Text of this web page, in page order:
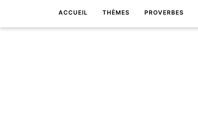
ACCUEIL THÈMES PROVERBES